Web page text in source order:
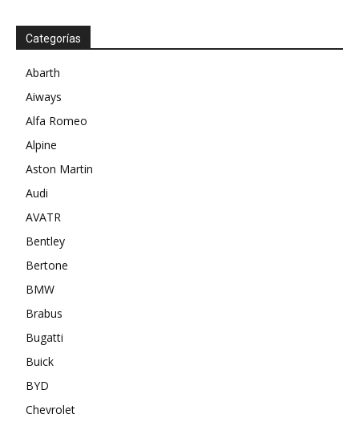
Categorías
Abarth
Aiways
Alfa Romeo
Alpine
Aston Martin
Audi
AVATR
Bentley
Bertone
BMW
Brabus
Bugatti
Buick
BYD
Chevrolet